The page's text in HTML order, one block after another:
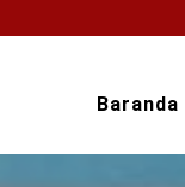
Baranda